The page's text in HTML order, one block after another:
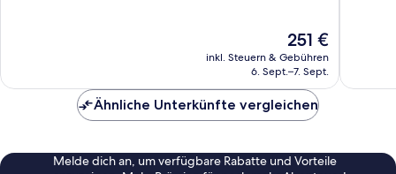
Der
Preis
beträgt
251 €
inkl. Steuern & Gebühren
6. Sept.–7. Sept.
Ähnliche Unterkünfte vergleichen
Melde dich an, um verfügbare Rabatte und Vorteile